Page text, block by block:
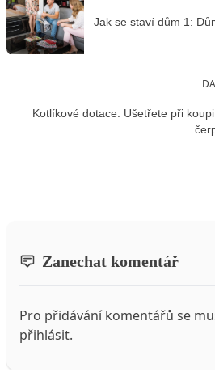
Jak se staví dům 1:
Kotlíkové dotace: Ušetřete při
Zanechat komentář
Pro přidávání komentářů se
přihlásit.